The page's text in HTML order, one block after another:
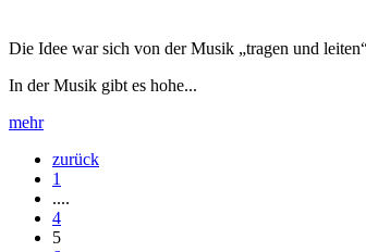
Die Idee war sich von der Musik „tragen und
In der Musik gibt es hohe...
mehr
zurück
1
....
4
5